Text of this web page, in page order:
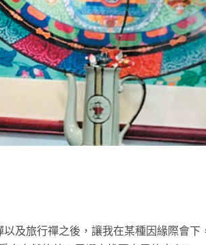
及旅行禪之後，讓我在某種因緣際會下